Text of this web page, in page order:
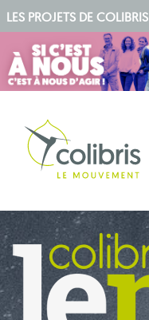
LES PROJETS DE COLIBRIS